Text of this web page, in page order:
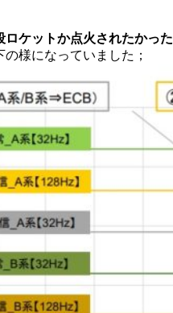
ロケットか点火されたかった
の様になっていました；